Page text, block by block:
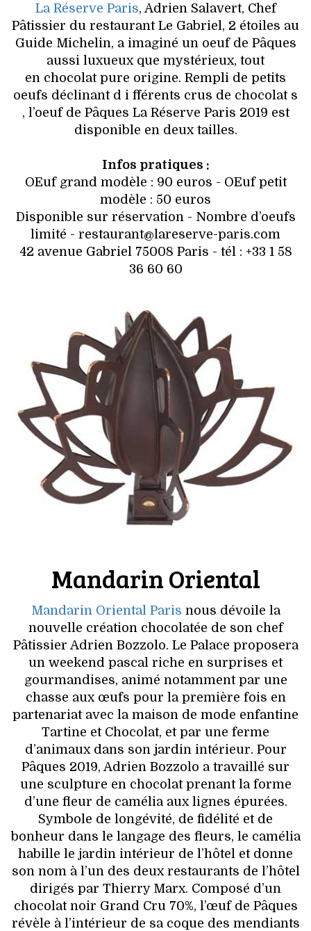
La Réserve Paris, Adrien Salavert, Chef
Pâtissier du restaurant Le Gabriel, 2 étoiles au
Guide Michelin, a imaginé un oeuf de Pâques
aussi luxueux que mystérieux, tout
en chocolat pure origine. Rempli de petits
oeufs déclinant d i fférents crus de chocolat s
, l’oeuf de Pâques La Réserve Paris 2019 est
disponible en deux tailles.
Infos pratiques :
OEuf grand modèle : 90 euros - OEuf petit
modèle : 50 euros
Disponible sur réservation - Nombre d’oeufs
limité - restaurant@lareserve-paris.com
42 avenue Gabriel 75008 Paris - tél : +33 1 58
36 60 60
Mandarin Oriental
Mandarin Oriental Paris nous dévoile la
nouvelle création chocolatée de son chef
Pâtissier Adrien Bozzolo. Le Palace proposera
un weekend pascal riche en surprises et
gourmandises, animé notamment par une
chasse aux œufs pour la première fois en
partenariat avec la maison de mode enfantine
Tartine et Chocolat, et par une ferme
d’animaux dans son jardin intérieur. Pour
Pâques 2019, Adrien Bozzolo a travaillé sur
une sculpture en chocolat prenant la forme
d’une fleur de camélia aux lignes épurées.
Symbole de longévité, de fidélité et de
bonheur dans le langage des fleurs, le camélia
habille le jardin intérieur de l’hôtel et donne
son nom à l’un des deux restaurants de l’hôtel
dirigés par Thierry Marx. Composé d’un
chocolat noir Grand Cru 70%, l’œuf de Pâques
révèle à l’intérieur de sa coque des mendiants